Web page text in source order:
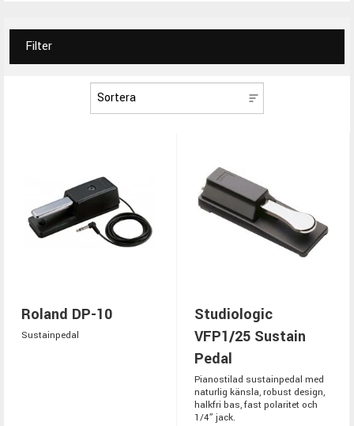
Filter
Roland DP-10
Sustainpedal
Studiologic
VFP1/25 Sustain
Pedal
Pianostilad sustainpedal med
naturlig känsla, robust design,
halkfri bas, fast polaritet och
1/4” jack.